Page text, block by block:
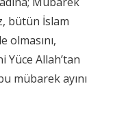
bütün İslam
olmasını,
Yüce Allah’tan
mübarek ayını